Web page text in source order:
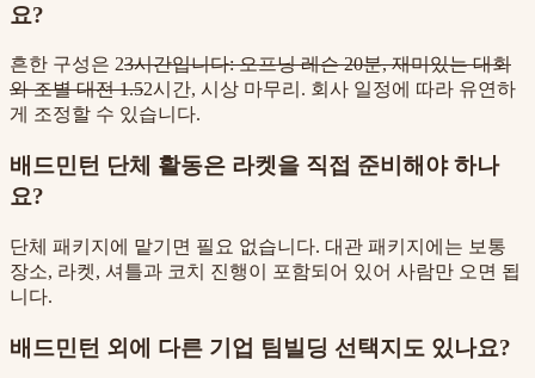
요?
흔한 구성은 23시간입니다: 오프닝 레슨 20분, 재미있는 대회
와 조별 대전 1.52시간, 시상 마무리. 회사 일정에 따라 유연하
게 조정할 수 있습니다.
배드민턴 단체 활동은 라켓을 직접 준비해야 하나
요?
단체 패키지에 맡기면 필요 없습니다. 대관 패키지에는 보통
장소, 라켓, 셔틀과 코치 진행이 포함되어 있어 사람만 오면 됩
니다.
배드민턴 외에 다른 기업 팀빌딩 선택지도 있나요?